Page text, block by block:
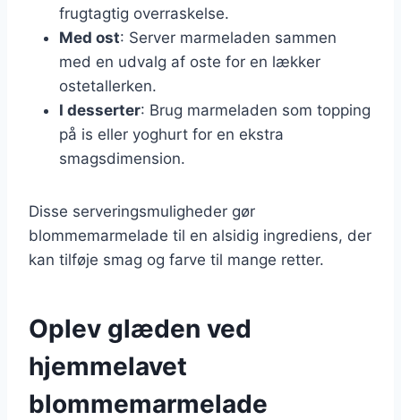
frugtagtig overraskelse.
Med ost: Server marmeladen sammen
med en udvalg af oste for en lækker
ostetallerken.
I desserter: Brug marmeladen som topping
på is eller yoghurt for en ekstra
smagsdimension.
Disse serveringsmuligheder gør
blommemarmelade til en alsidig ingrediens, der
kan tilføje smag og farve til mange retter.
Oplev glæden ved
hjemmelavet
blommemarmelade